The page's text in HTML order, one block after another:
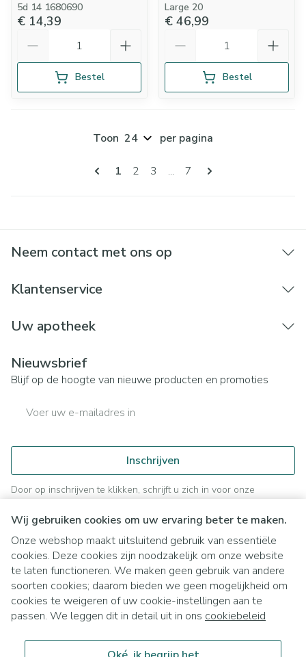
Wij gebruiken cookies om uw ervaring beter te maken.
Onze webshop maakt uitsluitend gebruik van essentiële
cookies. Deze cookies zijn noodzakelijk om onze website
te laten functioneren. We maken geen gebruik van andere
soorten cookies; daarom bieden we geen mogelijkheid om
cookies te weigeren of uw cookie-instellingen aan te
passen. We leggen dit in detail uit in ons cookiebeleid
5d 14 1680690
€ 14,39
Bestel
Large 20
€ 46,99
Bestel
Pagina's
U lees momenteel pagina
1 Pagina
2 Pagina
3 ... Pagina
7
Toon per pagina
Neem contact met ons op
Klantenservice
Uw apotheek
Nieuwsbrief
Blijf op de hoogte van nieuwe producten en promoties
Inschrijven
Door op inschrijven te klikken, schrijft u zich in voor onze
nieuwsbrief en gaat u akkoord met onzeprivacy policy.
Juridische links